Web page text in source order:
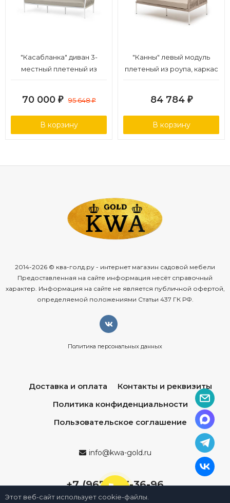
"Касабланка" диван 3-
местный плетеный из
20мм, ткань бежевая 15052
70 000 ₽ 95 648₽
В корзину
"Канны" левый модуль
плетеный из роупа, каркас
ткань бежевая 15052
84 784 ₽
В корзину
2014-2026 © ква-голд.ру - интернет магазин садовой мебели
Предоставленная на сайте информация несёт справочный
характер. Информация на сайте не является публичной офертой,
определяемой положениями Статьи 437 ГК РФ.
Политика персональных данных
Доставка и оплата
Контакты и реквизиты
Политика конфиденциальности
Пользовательское соглашение
info@kwa-gold.ru
+7 (967) 013-36-96
Этот веб-сайт использует cookie-файлы.